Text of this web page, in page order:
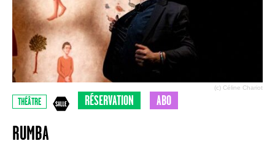
(c) Céline Chariot
THÉÂTRE RÉSERVATION ABO
RUMBA